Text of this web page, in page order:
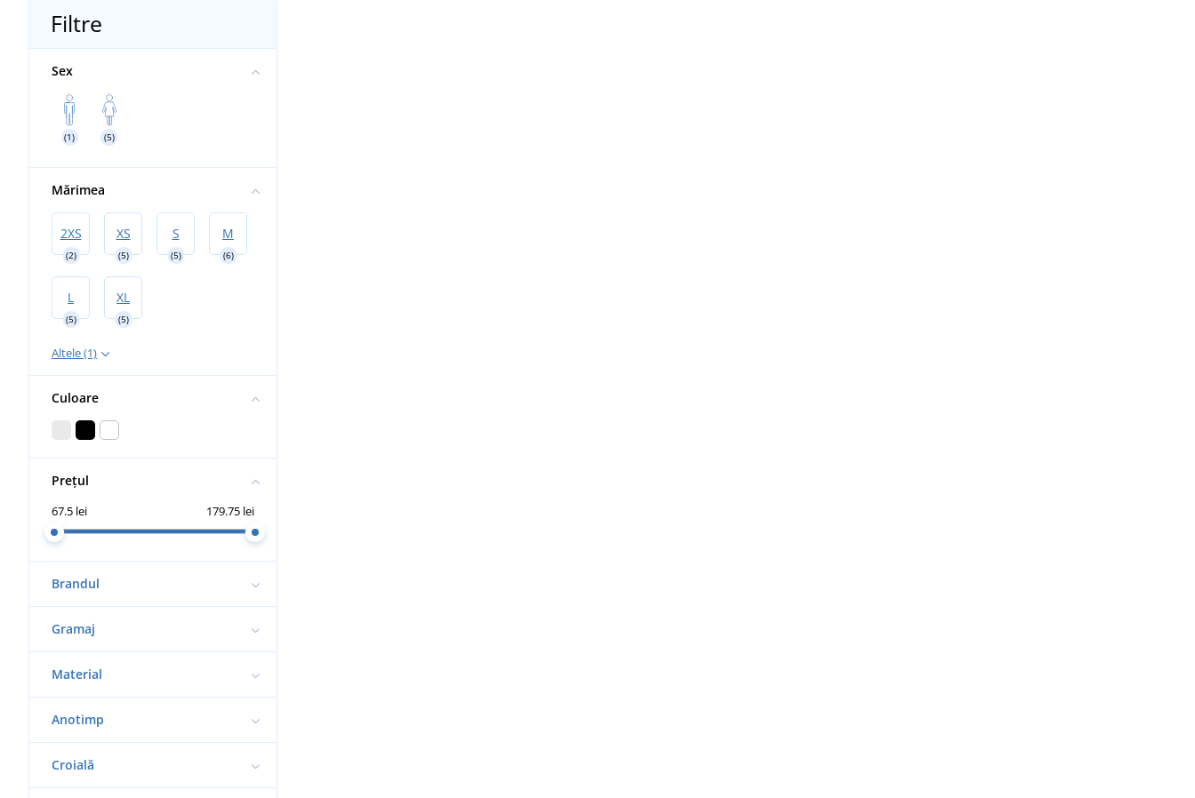
Filtre
Sex
(1) (5)
Mărimea
2XS
(2)
XS
(5)
S
(5)
M
(6)
L
(5)
XL
(5)
Altele (1)
Culoare
Prețul
67.5 lei 179.75 lei
Brandul
Gramaj
Material
Anotimp
Croială